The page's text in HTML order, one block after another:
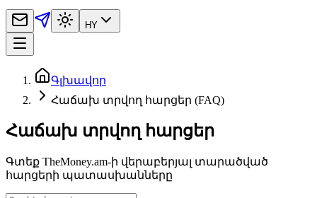
HY
Գլխավոր
Հաճախ տրվող հարցեր (FAQ)
Հաճախ տրվող հարցեր
Գտեք TheMoney.am-ի վերաբերյալ տարածված
հարցերի պատասխանները